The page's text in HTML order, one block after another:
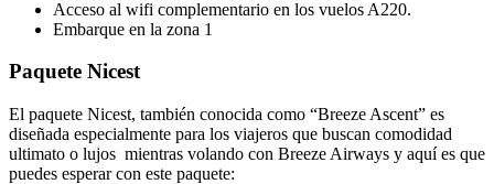
Acceso al wifi complementario en los vuelos A220.
Embarque en la zona 1
Paquete Nicest
El paquete Nicest, también conocida como “Breeze Ascent” es
diseñada especialmente para los viajeros que buscan comodidad
ultimato o lujos mientras volando con Breeze Airways y aquí es que
puedes esperar con este paquete: